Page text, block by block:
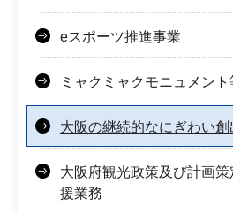
eスポーツ推進事業
ミャクミャクモニュメン
大阪の継続的なにぎわい
大阪府観光政策及び計画
援業務